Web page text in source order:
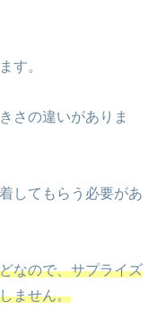
す。
さの違いがありま
してもらう必要があ
なので、サプライズ
ません。